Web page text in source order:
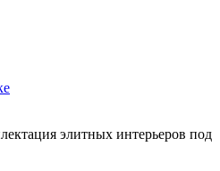
элитных интерьеров под